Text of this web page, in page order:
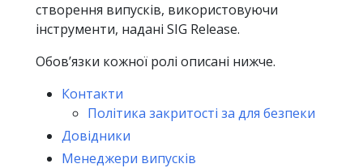
створення випусків, використовуючи
інструменти, надані SIG Release.
Обовʼязки кожної ролі описані нижче.
Контакти
Політика закритості за для безпеки
Довідники
Менеджери випусків